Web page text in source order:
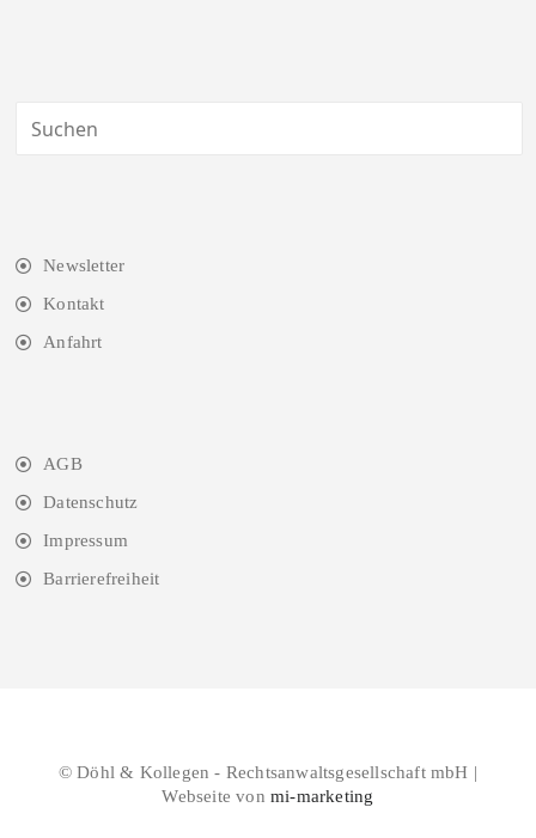
Newsletter
Kontakt
Anfahrt
AGB
Datenschutz
Impressum
Barrierefreiheit
© Döhl & Kollegen - Rechtsanwaltsgesellschaft mbH |
Webseite vonmi-marketing